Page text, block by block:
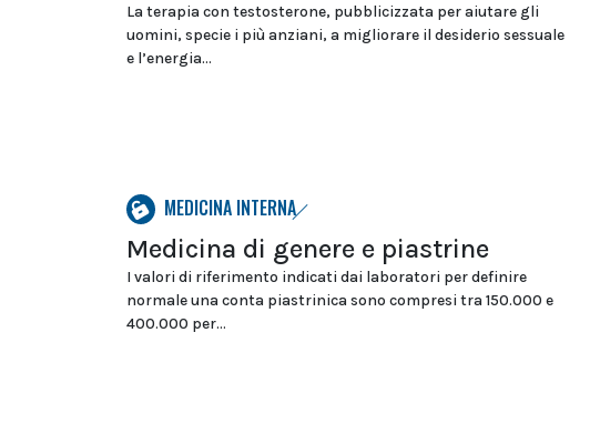
La terapia con testosterone, pubblicizzata per aiutare gli
uomini, specie i più anziani, a migliorare il desiderio sessuale
e l’energia...
MEDICINA INTERNA
Medicina di genere e piastrine
I valori di riferimento indicati dai laboratori per definire
normale una conta piastrinica sono compresi tra 150.000 e
400.000 per...